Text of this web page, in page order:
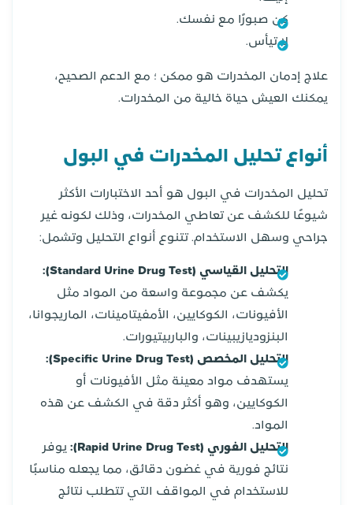
كن صبورًا مع نفسك.
لا تيأس.
علاج إدمان المخدرات هو ممكن ؛ مع الدعم الصحيح،
يمكنك العيش حياة خالية من المخدرات.
أنواع تحليل المخدرات في البول
تحليل المخدرات في البول هو أحد الاختبارات الأكثر
شيوعًا للكشف عن تعاطي المخدرات، وذلك لكونه غير
جراحي وسهل الاستخدام. تتنوع أنواع التحليل وتشمل:
التحليل القياسي (Standard Urine Drug Test):
يكشف عن مجموعة واسعة من المواد مثل
الأفيونات، الكوكايين، الأمفيتامينات، الماريجوانا،
البنزوديازيبينات، والباربيتيورات.
التحليل المخصص (Specific Urine Drug Test):
يستهدف مواد معينة مثل الأفيونات أو
الكوكايين، وهو أكثر دقة في الكشف عن هذه
المواد.
التحليل الفوري (Rapid Urine Drug Test):
يوفر
نتائج فورية في غضون دقائق، مما يجعله مناسبًا
للاستخدام في المواقف التي تتطلب نتائج